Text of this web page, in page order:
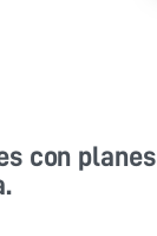
con planes